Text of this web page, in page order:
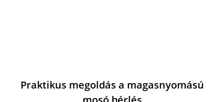
Praktikus megoldás a magasnyomású